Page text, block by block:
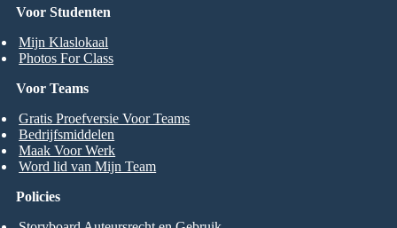
Voor Studenten
Mijn Klaslokaal
Photos For Class
Voor Teams
Gratis Proefversie Voor Teams
Bedrijfsmiddelen
Maak Voor Werk
Word lid van Mijn Team
Policies